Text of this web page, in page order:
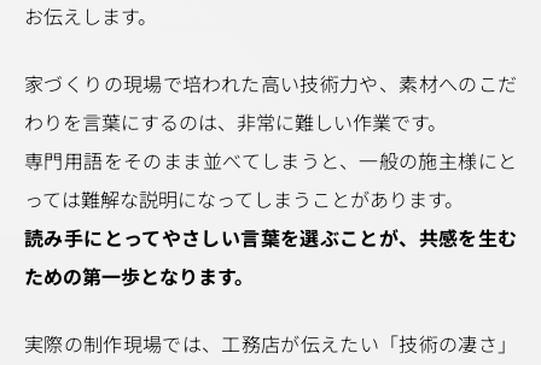
お伝えします。
家づくりの現場で培われた高い技術力や、素材へのこだ
わりを言葉にするのは、非常に難しい作業です。
専門用語をそのまま並べてしまうと、一般の施主様にと
っては難解な説明になってしまうことがあります。
読み手にとってやさしい言葉を選ぶことが、共感を生む
ための第一歩となります。
実際の制作現場では、工務店が伝えたい「技術の凄さ」